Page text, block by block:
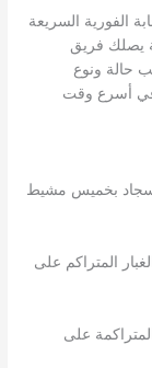
الفورية السريعة
يصلك فريق
حالة ونوع
في أسرع وقت
بخميس مشيط
المتراكم على
على